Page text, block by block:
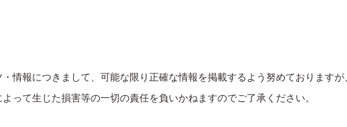
情報につきまして、可能な限り正確な情報を掲載するよう努めております
って生じた損害等の一切の責任を負いかねますのでご了承ください。